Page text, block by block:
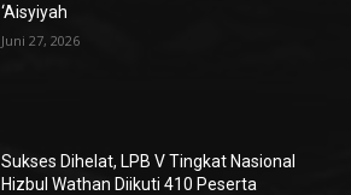
‘Aisyiyah
Juni 27, 2026
Sukses Dihelat, LPB V Tingkat Nasional
Hizbul Wathan Diikuti 410 Peserta